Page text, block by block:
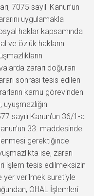
7075 sayılı Kanun’un
uygulamakla
haklar kapsamında
ve özlük hakların
zararı doğuran
sonrası tesis edilen
kamu görevinden
sayılı Kanun’un 36/1-a
33. maddesinde
gerektiğinde
ise, zararı
işlem tesis edilmeksizin
yer verilmek suretiyle
OHAL İşlemleri